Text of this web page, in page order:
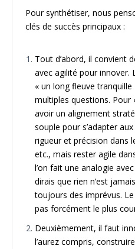
Pour synthétiser, nous
clés de succès principaux :
Tout d’abord, il convient
avec agilité pour innover.
« un long fleuve
multiples questions. Pour
avoir un alignement
souple pour s’adapter
rigueur et précision dans
etc., mais rester agile
l’on fait une analogie
dirais que rien n’est
toujours des imprévus.
pas forcément le plus
Deuxièmement, il faut
l’aurez compris,